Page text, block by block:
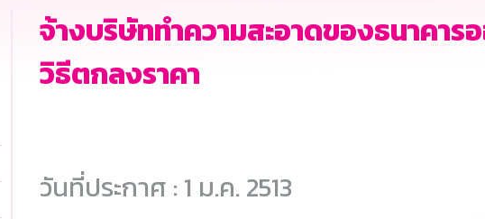
จ้างบริษัททำความสะอาดของธนาคาร
วิธีตกลงราคา
วันที่ประกาศ : 1 ม.ค. 2513